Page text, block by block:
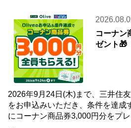
コーナン
ゼント🎁
2026年9月24日(木)まで、三井住
をお申込みいただき、条件を達成
にコーナン商品券3,000円分をプレ